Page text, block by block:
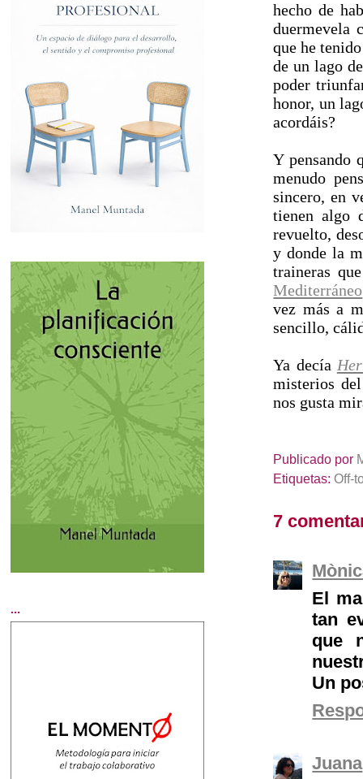
hecho de
duermevela
que he
de un lago
poder
honor, un
acordáis?
Y pensando
menudo
sincero, en
tienen algo
revuelto,
y donde la
traineras
Mediterráneo
vez más a
sencillo,
Ya decía
misterios
nos gusta
Publicado por
Etiquetas:Off-
7
El
tan
que
Un
Juana
...